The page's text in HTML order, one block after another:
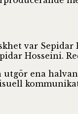
var Sepidar
Hosseini.
ena